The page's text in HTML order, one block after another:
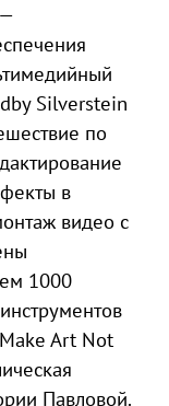
Silverstein
по
в
видео с
1000
Art Not
Павловой.